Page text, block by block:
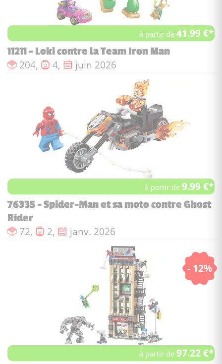
à partir de41.99 €*
11211 - Loki contre la Team Iron Man
Nombre de pièces :
204, Nombre de figurines :
4, Date de sortie :
juin 2026
à partir de9.99 €*
76335 - Spider-Man et sa moto contre Ghost
Rider
Nombre de pièces :
72, Nombre de figurines :
2, Date de sortie :
janv. 2026
- 12%
à partir de97.22 €*